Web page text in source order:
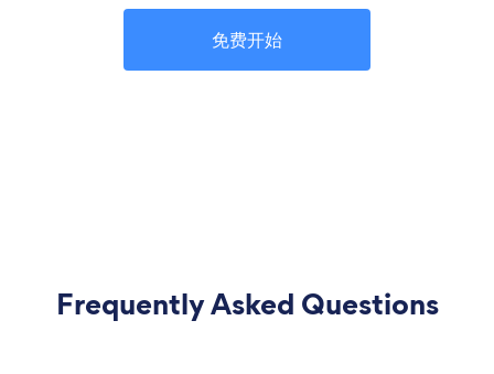
免费开始
Frequently Asked Questions